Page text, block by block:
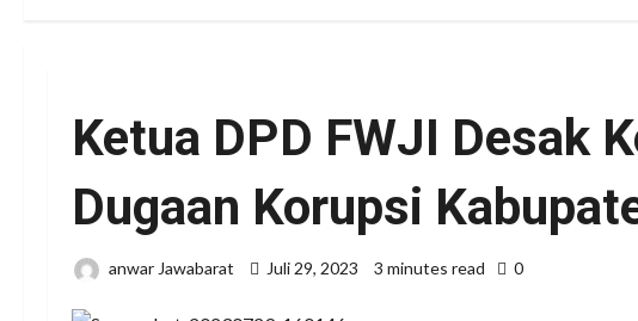
Ketua DPD FWJI Desak
Dugaan Korupsi
anwar Jawabarat Juli 29, 2023 3 minutes read 0